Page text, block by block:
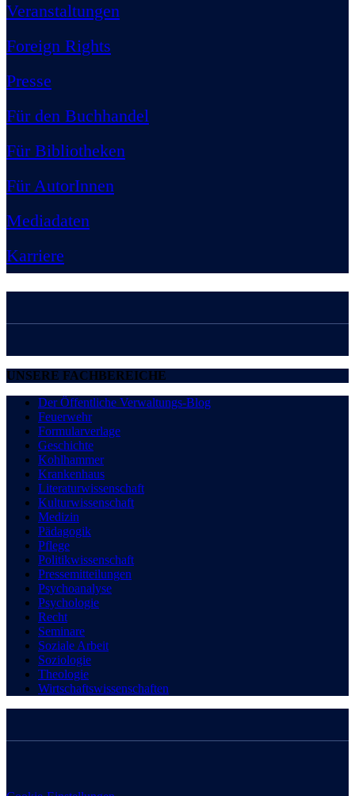
Veranstaltungen
Foreign Rights
Presse
Für den Buchhandel
Für Bibliotheken
Für AutorInnen
Mediadaten
Karriere
UNSERE FACHBEREICHE
Der Öffentliche Verwaltungs-Blog
Feuerwehr
Formularverlage
Geschichte
Kohlhammer
Krankenhaus
Literaturwissenschaft
Kulturwissenschaft
Medizin
Pädagogik
Pflege
Politikwissenschaft
Pressemitteilungen
Psychoanalyse
Psychologie
Recht
Seminare
Soziale Arbeit
Soziologie
Theologie
Wirtschaftswissenschaften